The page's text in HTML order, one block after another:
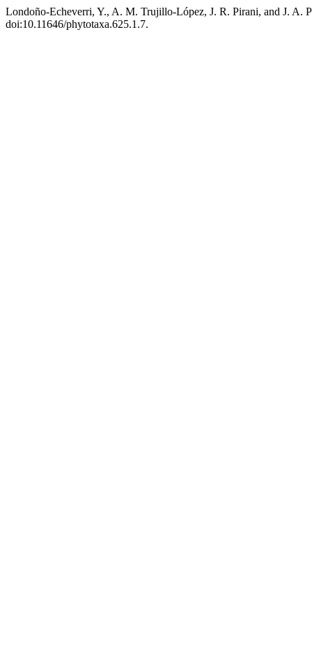
Londoño-Echeverri, Y., A. M. Trujillo-López, J. R. Pirani, and J. A.
doi:10.11646/phytotaxa.625.1.7.